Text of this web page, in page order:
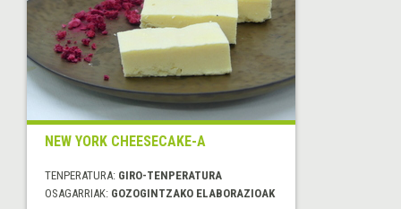
NEW YORK CHEESECAKE-A
TENPERATURA: GIRO-TENPERATURA
OSAGARRIAK: GOZOGINTZAKO ELABORAZIOAK